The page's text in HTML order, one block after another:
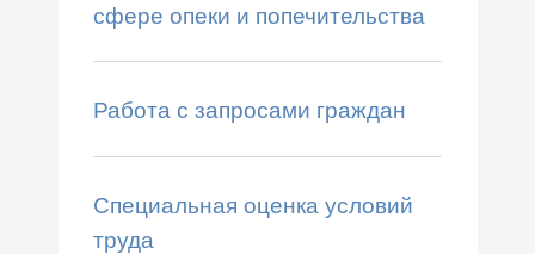
сфере опеки и попечительства
Работа с запросами граждан
Специальная оценка условий
труда